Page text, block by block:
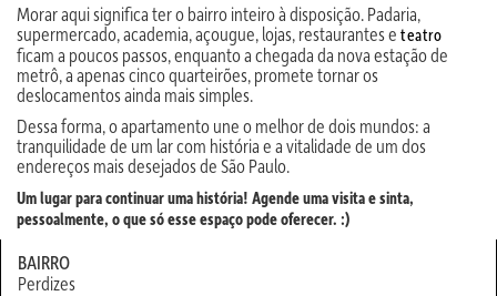
Morar aqui significa ter o bairro inteiro à disposição. Padaria,
supermercado, academia, açougue, lojas, restaurantes e teatro
ficam a poucos passos, enquanto a chegada da nova estação de
metrô, a apenas cinco quarteirões, promete tornar os
deslocamentos ainda mais simples.
Dessa forma, o apartamento une o melhor de dois mundos: a
tranquilidade de um lar com história e a vitalidade de um dos
endereços mais desejados de São Paulo.
Um lugar para continuar uma história! Agende uma visita e sinta,
pessoalmente, o que só esse espaço pode oferecer. :)
BAIRRO
Perdizes